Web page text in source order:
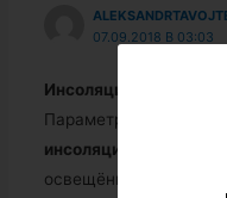
07.09.2018 В 03:03
Инсоляция
Параметры
инсоляции
,
освещённости в